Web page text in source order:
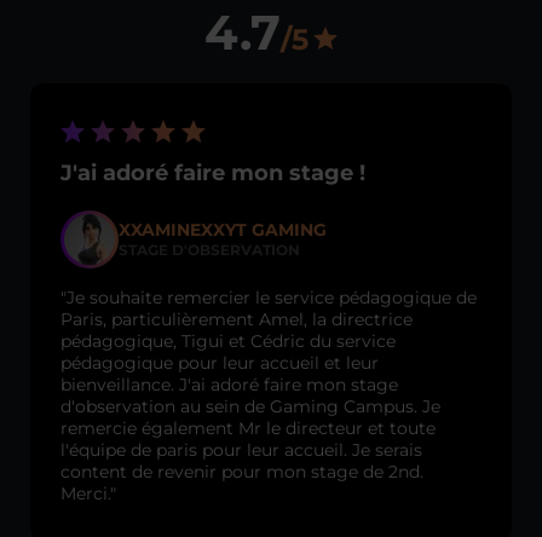
4.7/5
J'ai adoré faire mon stage !
XXAMINEXXYT GAMING
"Je souhaite remercier le service pédagogique de
Paris, particulièrement Amel, la directrice
pédagogique, Tigui et Cédric du service
pédagogique pour leur accueil et leur
bienveillance. J'ai adoré faire mon stage
d'observation au sein de Gaming Campus. Je
remercie également Mr le directeur et toute
l'équipe de paris pour leur accueil. Je serais
content de revenir pour mon stage de 2nd.
Merci."